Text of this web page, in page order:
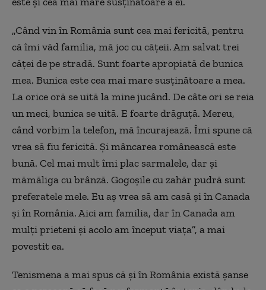
„Când vin în România sunt cea mai fericită, pentru
că îmi văd familia, mă joc cu cățeii. Am salvat trei
căței de pe stradă. Sunt foarte apropiată de bunica
mea. Bunica este cea mai mare susținătoare a mea.
La orice oră se uită la mine jucând. De câte ori se reia
un meci, bunica se uită. E foarte drăguță. Mereu,
când vorbim la telefon, mă încurajează. Îmi spune că
vrea să fiu fericită. Și mâncarea românească este
bună. Cel mai mult îmi plac sarmalele, dar și
mămăliga cu brânză. Gogoșile cu zahăr pudră sunt
preferatele mele. Eu aș vrea să am casă și în Canada
și în România. Aici am familia, dar în Canada am
mulți prieteni și acolo am început viața”, a mai
povestit ea.
Tenismena a mai spus că și în România există șanse